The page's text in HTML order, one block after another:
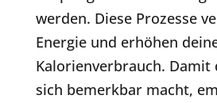
werden. Diese Prozesse
Energie und erhöhen
Kalorienverbrauch. Damit
sich bemerkbar macht,